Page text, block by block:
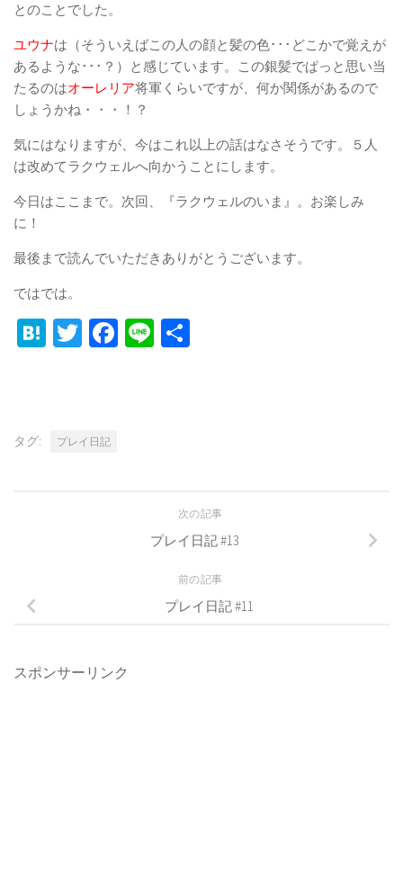
とのことでした。
ユウナは（そういえばこの人の顔と髪の色･･･どこかで覚えが
あるような･･･？）と感じています。この銀髪でぱっと思い当
たるのはオーレリア将軍くらいですが、何か関係があるので
しょうかね・・・！？
気にはなりますが、今はこれ以上の話はなさそうです。５人
は改めてラクウェルへ向かうことにします。
今日はここまで。次回、『ラクウェルのいま』。お楽しみ
に！
最後まで読んでいただきありがとうございます。
ではでは。
Hatena
TwitterFacebook
Line
タグ: プレイ日記
次の記事
プレイ日記 #13
前の記事
プレイ日記 #11
スポンサーリンク